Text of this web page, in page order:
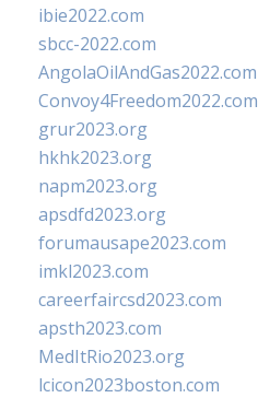
ibie2022.com
sbcc-2022.com
AngolaOilAndGas2022.com
Convoy4Freedom2022.com
grur2023.org
hkhk2023.org
napm2023.org
apsdfd2023.org
forumausape2023.com
imkl2023.com
careerfaircsd2023.com
apsth2023.com
MedItRio2023.org
lcicon2023boston.com